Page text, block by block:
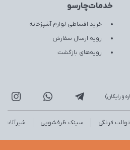
خدمات‌چارسو
خرید اقساطی لوازم آشپزخانه
رویه ارسال سفارش
رویه‌های بازگشت
توالت فرنگی سینک ظرفشویی شیرآلات